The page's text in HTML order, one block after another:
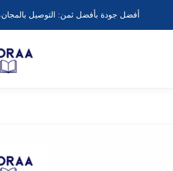
أفضل جودة بأفضل ثمن: التوصيل بالمجان،